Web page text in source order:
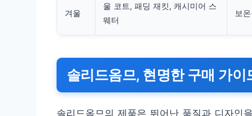
겨울
울 코트, 패딩 재킷, 캐시미어 스
웨터
보
솔리드옴므, 현명한 구매 가이
솔리드옴므의 제품은 뛰어난 품질과 디자인